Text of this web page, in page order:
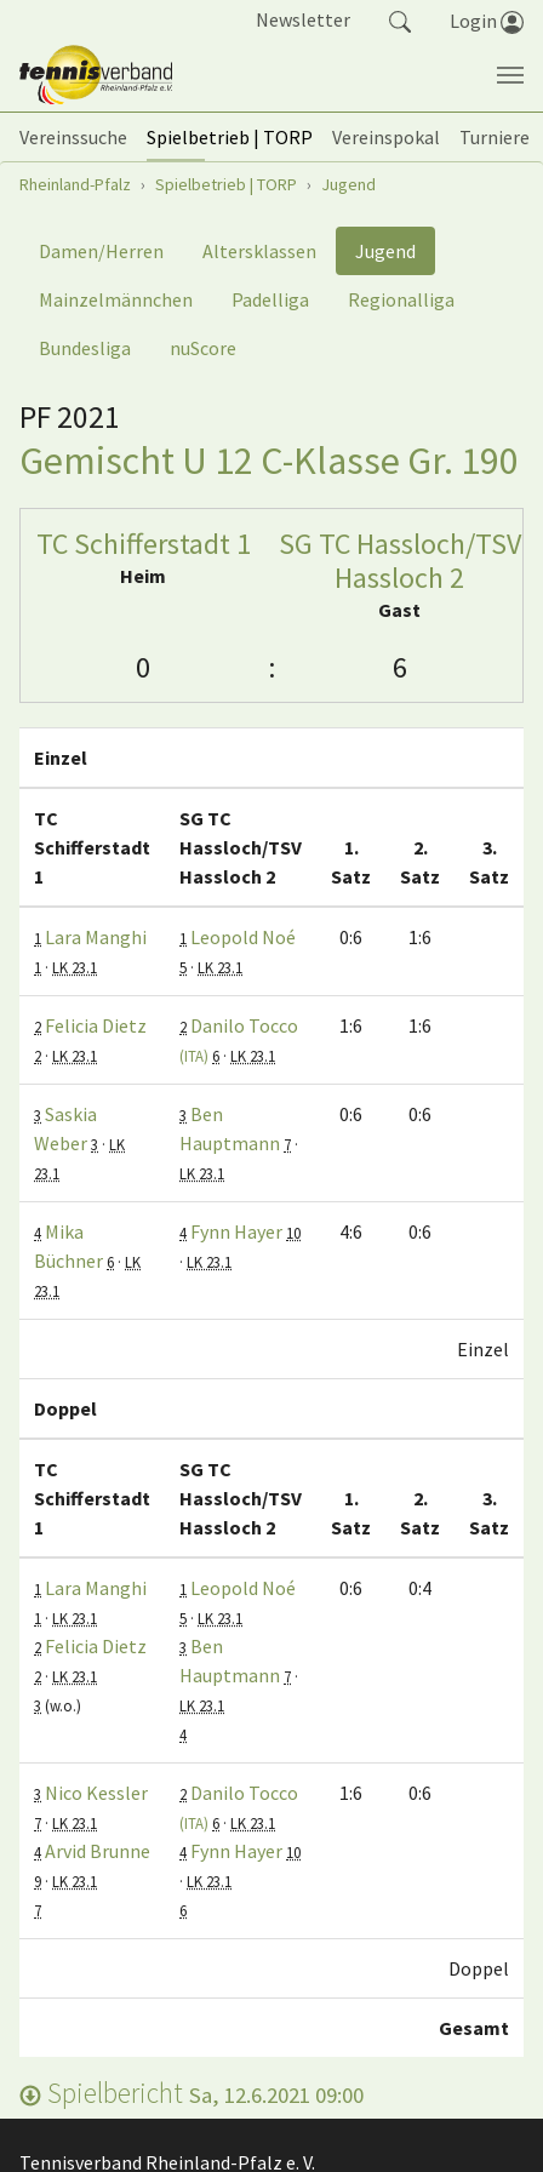
Newsletter Login
Vereinssuche Spielbetrieb | TORP Vereinspokal
Turniere
Sie sind hier:
Rheinland-Pfalz Spielbetrieb | TORP Jugend
Damen/Herren Altersklassen
Jugend
Mainzelmännchen
Padelliga
Regionalliga
Bundesliga
nuScore
PF 2021
Gemischt U 12 C-Klasse Gr. 190
TC Schifferstadt 1
Heim
SG TC Hassloch/TSV
Hassloch 2
Gast
0 : 6
Einzel
TC
Schifferstadt
1
SG TC
Hassloch/TSV
Hassloch 2
1.
Satz
2.
Satz
3.
Satz
1 Lara Manghi
1 · LK 23.1
1 Leopold Noé
5 · LK 23.1
0:6 1:6
2 Felicia Dietz
2 · LK 23.1
2 Danilo Tocco
(ITA) 6 · LK 23.1
1:6 1:6
3 Saskia
Weber3 · LK
23.1
3 Ben
Hauptmann 7 ·
LK 23.1
0:6 0:6
4 Mika
Büchner6 · LK
23.1
4 Fynn Hayer 10
· LK 23.1
4:6 0:6
Einzel
Doppel
TC
Schifferstadt
1
SG TC
Hassloch/TSV
Hassloch 2
1.
Satz
2.
Satz
3.
Satz
1 Lara Manghi
1 · LK 23.1
2 Felicia Dietz
2 · LK 23.1
3 (w.o.)
1 Leopold Noé
5 · LK 23.1
3 Ben
Hauptmann 7 ·
LK 23.1
4
0:6 0:4
3 Nico Kessler
7 · LK 23.1
4Arvid Brunne
9 · LK 23.1
7
2 Danilo Tocco
(ITA) 6 · LK 23.1
4 Fynn Hayer 10
· LK 23.1
6
1:6 0:6
Doppel
Gesamt
Spielbericht Sa, 12.6.2021 09:00
Tennisverband Rheinland-Pfalz e. V.